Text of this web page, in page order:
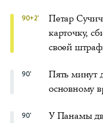
90+2'
Петар
карточку,
своей
90'
Пять минут
основному
90'
У Панамы